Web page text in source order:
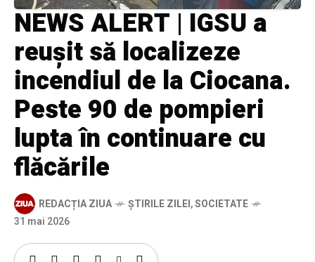
NEWS ALERT | IGSU a
reușit să localizeze
incendiul de la Ciocana.
Peste 90 de pompieri
lupta în continuare cu
flăcările
REDACȚIA ZIUA ȘTIRILE ZILEI,SOCIETATE
31 mai 2026